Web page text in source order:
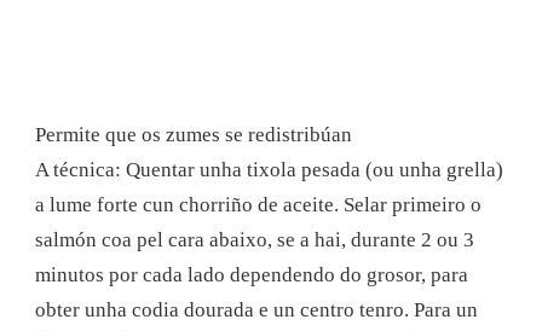
Permite que os zumes se redistribúan
A técnica: Quentar unha tixola pesada (ou unha grella)
a lume forte cun chorriño de aceite. Selar primeiro o
salmón coa pel cara abaixo, se a hai, durante 2 ou 3
minutos por cada lado dependendo do grosor, para
obter unha codia dourada e un centro tenro. Para un